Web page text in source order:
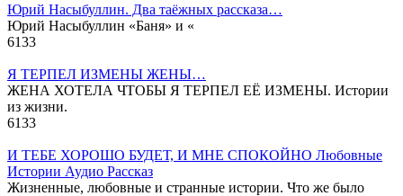
Юрий Насыбуллин. Два таёжных рассказа…
Юрий Насыбуллин «Баня» и «
6133
Я ТЕРПЕЛ ИЗМЕНЫ ЖЕНЫ…
ЖЕНА ХОТЕЛА ЧТОБЫ Я ТЕРПЕЛ ЕЁ ИЗМЕНЫ. Истории
из жизни.
6133
И ТЕБЕ ХОРОШО БУДЕТ, И МНЕ СПОКОЙНО Любовные
Истории Аудио Рассказ
Жизненные, любовные и странные истории. Что же было